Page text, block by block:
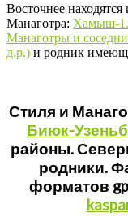
Восточнее
Манаготра: Хамыш-1.
Манаготры и
д.р.) и родник
Стиля и
Биюк-
районы.
родники.
форматов